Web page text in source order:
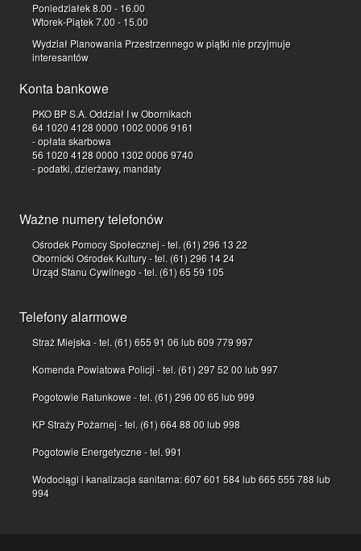
Poniedziałek 8.00 - 16.00
Wtorek-Piątek 7.00 - 15.00
Wydział Planowania Przestrzennego w piątki nie przyjmuje
interesantów
Konta bankowe
PKO BP S.A. Oddział I w Obornikach
64 1020 4128 0000 1002 0006 9161
- opłata skarbowa
56 1020 4128 0000 1302 0006 9740
- podatki, dzierżawy, mandaty
Ważne numery telefonów
Ośrodek Pomocy Społecznej - tel. (61) 296 13 22
Obornicki Ośrodek Kultury - tel. (61) 296 14 24
Urząd Stanu Cywilnego - tel. (61) 65 59 105
Telefony alarmowe
Straż Miejska - tel. (61) 655 91 06 lub 609 779 997
Komenda Powiatowa Policji - tel. (61) 297 52 00 lub 997
Pogotowie Ratunkowe - tel. (61) 296 00 65 lub 999
KP Straży Pożarnej - tel. (61) 664 88 00 lub 998
Pogotowie Energetyczne - tel. 991
Wodociągi i kanalizacja sanitarna: 607 601 584 lub 665 555 788 lub
994